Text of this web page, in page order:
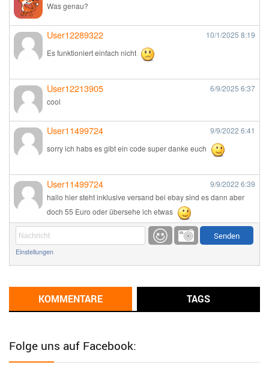
Was genau?
User12289322 10/1/2025 8:19
Es funktioniert einfach nicht
User12213905 6/9/2025 6:37
cool
User11499724 9/9/2022 6:41
sorry ich habs es gibt ein code super danke euch
User11499724 9/9/2022 6:39
hallo hier steht inklusive versand bei ebay sind es dann aber
doch 55 Euro oder übersehe ich etwas
Günni 9/1/20226:17
Günni
User11493041 8/31/20227:10
Einstellungen
KOMMENTARE TAGS
Folge uns auf Facebook: